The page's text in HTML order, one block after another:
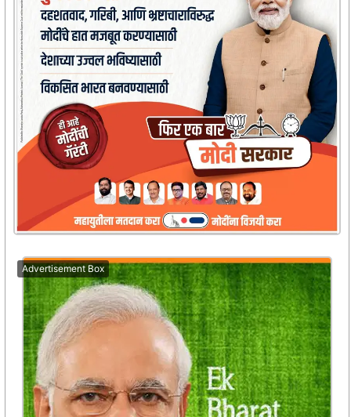
Advertisement Box